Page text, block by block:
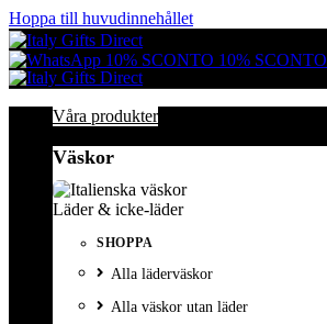
Hoppa till huvudinnehållet
10% SCONTO 10% SCONTO
Våra produkter
Väskor
Läder & icke-läder
SHOPPA
Alla läderväskor
Alla väskor utan läder